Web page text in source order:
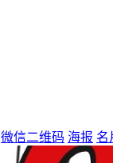
微信二维码 海报 名